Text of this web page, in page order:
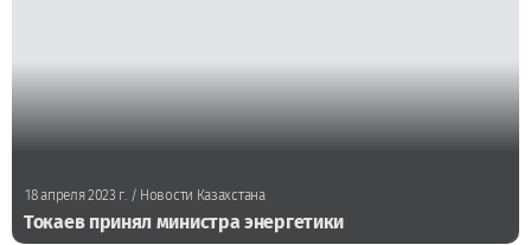
18 апреля 2023 г./ Новости Казахстана
Токаев принял министра энергетики